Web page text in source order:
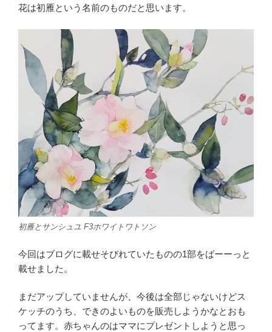
花は初雁という名前のものだと思います。
初雁とサンシュユ F3ホワイトワトソン
今回はブログに載せそびれていたものの1部をばーーっと
載せました。
まだアップしていませんが、今後は全部じゃないけどス
ケッチのうち、できのよいものを販売しようかなとおも
ってます。赤ちゃんのはママにプレゼントしようと思っ